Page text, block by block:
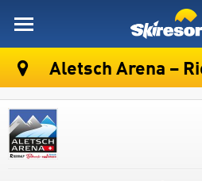
Aletsch Arena – Riederalp/​